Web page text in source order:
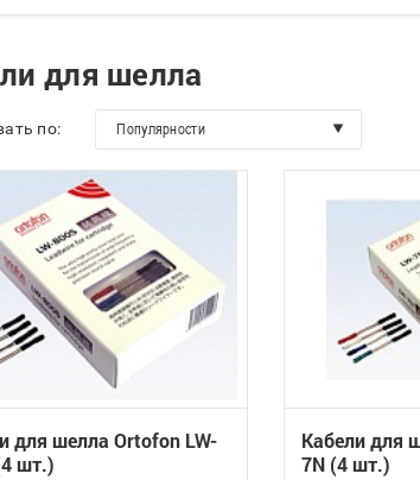
для шелла
по: Популярности
для шелла Ortofon LW-
шт.)
Кабели для
7N (4 шт.)